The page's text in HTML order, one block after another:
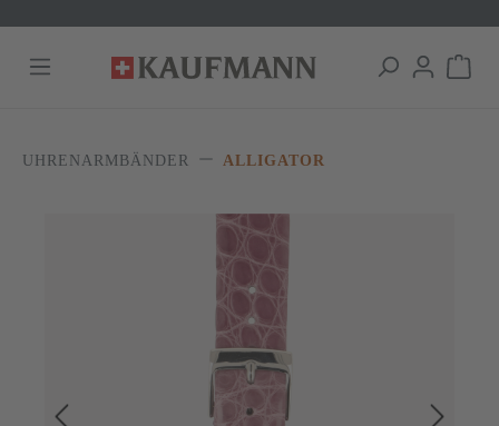
springen
UHRENARMBÄNDER ALLIGATOR